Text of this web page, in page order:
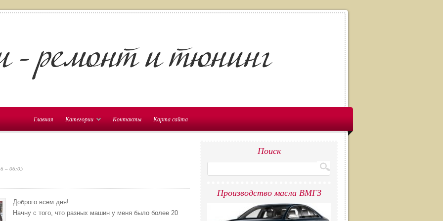
Главная Категории Контакты Карта сайта
– 06:05
Доброго всем дня!
Начну с того, что разных машин у меня было более 20
Поиск
Производство масла ВМГЗ